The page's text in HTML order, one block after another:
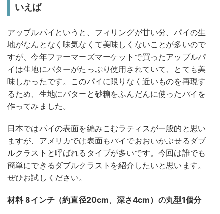
いえば
アップルパイというと、フィリングが甘い分、パイの生
地がなんとなく味気なくて美味しくないことが多いので
すが、今年ファーマーズマーケットで買ったアップルパ
イは生地にバターがたっぷり使用されていて、とても美
味しかったです。このパイに限りなく近いものを再現す
るため、生地にバターと砂糖をふんだんに使ったパイを
作ってみました。
日本ではパイの表面を編みこむラティスが一般的と思い
ますが、アメリカでは表面もパイでおおいかぶせるダブ
ルクラストと呼ばれるタイプが多いです。今回は誰でも
簡単にできるダブルクラストを紹介したいと思います。
ぜひお試しください。
材料 8インチ（約直径20cm、深さ4cm）の丸型1個分